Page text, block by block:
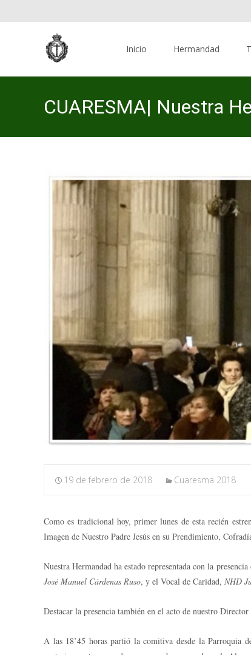
Inicio Hermandad
CUARESMA| Nuestra
19 de febrero de 2018 Cuaresma 2018
Como es tradicional hoy, primer lunes de esta recién
Imagen de Nuestro Padre Jesús en su Prendimiento,
Nuestra Hermandad ha estado representada con la
José Manuel Cárdenas Ruso, y el Vocal de Caridad, NHD
Destacar la presencia también en el acto de nuestro
A las 18’45 horas partió la comitiva desde la Parroquia